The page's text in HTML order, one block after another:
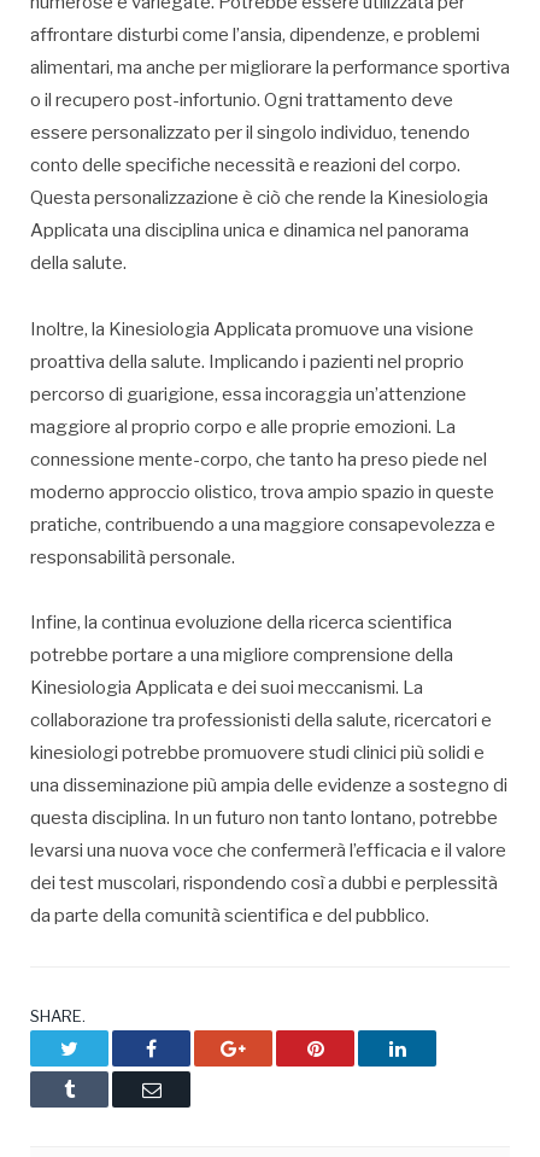
affrontare disturbi come l’ansia, dipendenze, e problemi
alimentari, ma anche per migliorare la performance sportiva
o il recupero post-infortunio. Ogni trattamento deve
essere personalizzato per il singolo individuo, tenendo
conto delle specifiche necessità e reazioni del corpo.
Questa personalizzazione è ciò che rende la Kinesiologia
Applicata una disciplina unica e dinamica nel panorama
della salute.
Inoltre, la Kinesiologia Applicata promuove una visione
proattiva della salute. Implicando i pazienti nel proprio
percorso di guarigione, essa incoraggia un’attenzione
maggiore al proprio corpo e alle proprie emozioni. La
connessione mente-corpo, che tanto ha preso piede nel
moderno approccio olistico, trova ampio spazio in queste
pratiche, contribuendo a una maggiore consapevolezza e
responsabilità personale.
Infine, la continua evoluzione della ricerca scientifica
potrebbe portare a una migliore comprensione della
Kinesiologia Applicata e dei suoi meccanismi. La
collaborazione tra professionisti della salute, ricercatori e
kinesiologi potrebbe promuovere studi clinici più solidi e
una disseminazione più ampia delle evidenze a sostegno di
questa disciplina. In un futuro non tanto lontano, potrebbe
levarsi una nuova voce che confermerà l’efficacia e il valore
dei test muscolari, rispondendo così a dubbi e perplessità
da parte della comunità scientifica e del pubblico.
SHARE.
Facebook Google+ Pinterest LinkedIn
Tumblr Email